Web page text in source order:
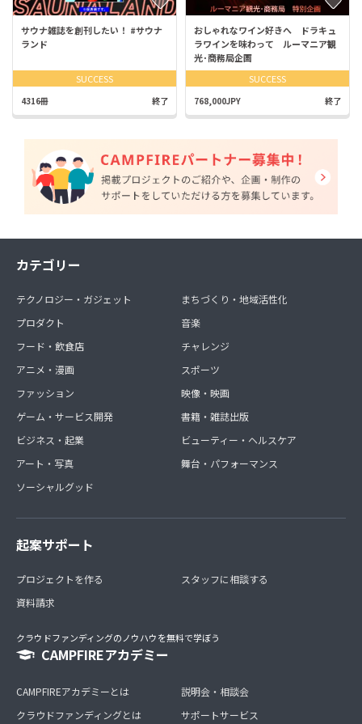
サウナ雑誌を創刊したい！ #サウナ
ランド
SUCCESS
4316冊 終了
おしゃれなワイン好きへ ドラキュ
ラワインを味わって ルーマニア観
光･商務局企画
SUCCESS
768,000JPY 終了
カテゴリー
テクノロジー・ガジェット
プロダクト
フード・飲食店
アニメ・漫画
ファッション
ゲーム・サービス開発
ビジネス・起業
アート・写真
ソーシャルグッド
まちづくり・地域活性化
音楽
チャレンジ
スポーツ
映像・映画
書籍・雑誌出版
ビューティー・ヘルスケア
舞台・パフォーマンス
起案サポート
プロジェクトを作る
資料請求
スタッフに相談する
クラウドファンディングのノウハウを無料で学ぼう
CAMPFIREアカデミー
CAMPFIREアカデミーとは
クラウドファンディングとは
説明会・相談会
サポートサービス